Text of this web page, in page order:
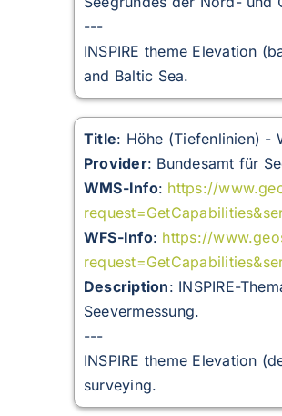
---
INSPIRE theme Elevation
and Baltic Sea.
Title: Höhe (Tiefenlinien) -
Provider: Bundesamt für
WMS-Info: https://
WFS-Info: https://
Description: INSPIRE-
Seevermessung.
---
INSPIRE theme Elevation
surveying.